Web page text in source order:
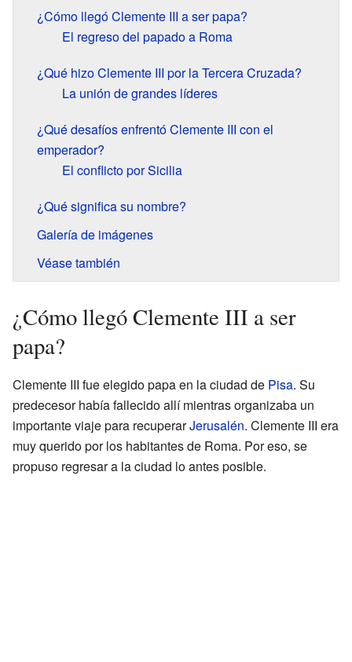
¿Cómo llegó Clemente III a ser papa?
El regreso del papado a Roma
¿Qué hizo Clemente III por la Tercera Cruzada?
La unión de grandes líderes
¿Qué desafíos enfrentó Clemente III con el
emperador?
El conflicto por Sicilia
¿Qué significa su nombre?
Galería de imágenes
Véase también
¿Cómo llegó Clemente III a ser
papa?
Clemente III fue elegido papa en la ciudad de Pisa. Su
predecesor había fallecido allí mientras organizaba un
importante viaje para recuperarJerusalén. Clemente III era
muy querido por los habitantes de Roma. Por eso, se
propuso regresar a la ciudad lo antes posible.